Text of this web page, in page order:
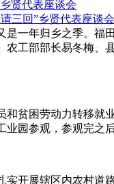
贤代表座谈会
是一年归乡之季。福
农工部部长易冬梅、
困劳动力转移就业
业园参观，参观完之
实开展辖区内农村